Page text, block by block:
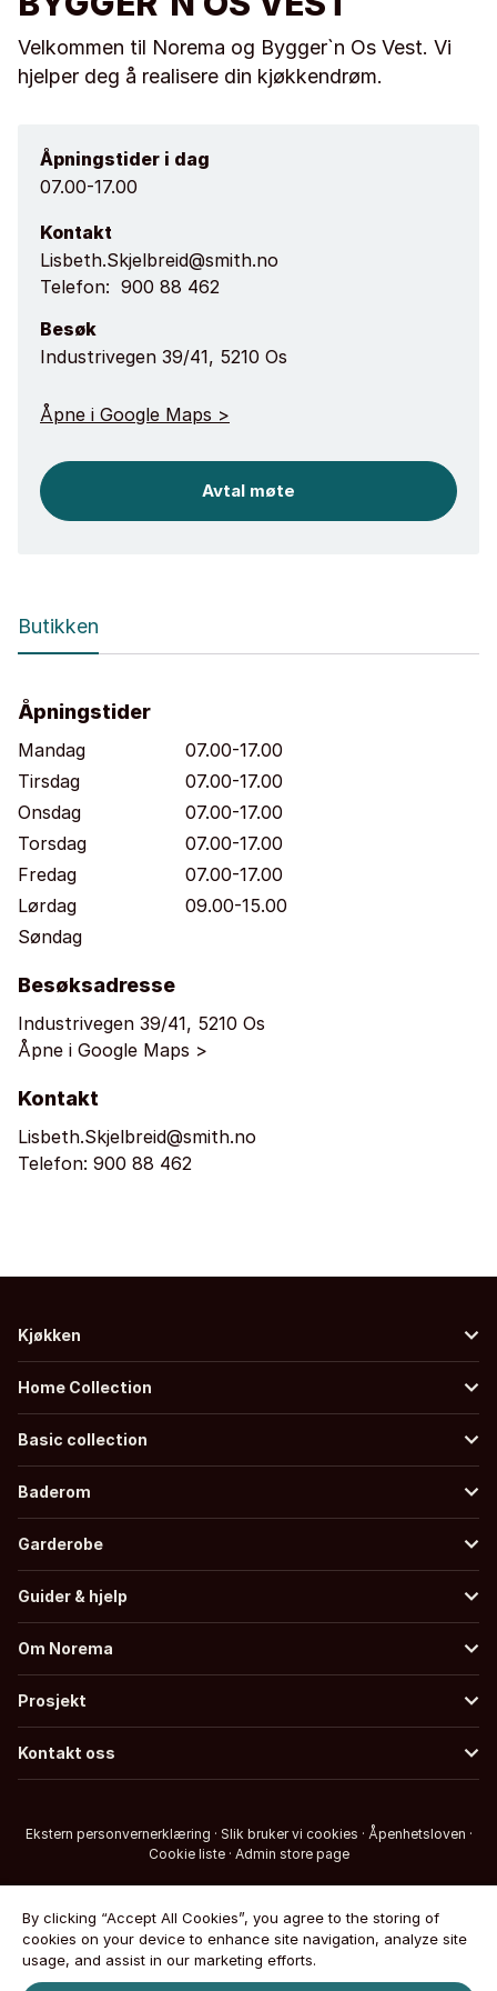
Velkommen til Norema og Bygger`n Os Vest. Vi
hjelper deg å realisere din kjøkkendrøm.
Åpningstider i dag
07.00-17.00
Kontakt
Lisbeth.Skjelbreid@smith.no
Telefon: 900 88 462
Besøk
Industrivegen 39/41, 5210 Os
Åpne i Google Maps >
Avtal møte
Butikken
Åpningstider
Mandag
07.00-17.00
Tirsdag
07.00-17.00
Onsdag
07.00-17.00
Torsdag
07.00-17.00
Fredag
07.00-17.00
Lørdag
09.00-15.00
Søndag
Besøksadresse
Industrivegen 39/41, 5210 Os
Åpne i Google Maps >
Kontakt
Lisbeth.Skjelbreid@smith.no
Telefon: 900 88 462
Kjøkken
Home Collection
Basic collection
Baderom
Garderobe
Guider & hjelp
Om Norema
Prosjekt
Kontakt oss
Ekstern personvernerklæring · Slik bruker vi cookies · Åpenhetsloven ·
Cookie liste · Admin store page
By clicking “Accept All Cookies”, you agree to the storing of
cookies on your device to enhance site navigation, analyze site
usage, and assist in our marketing efforts.